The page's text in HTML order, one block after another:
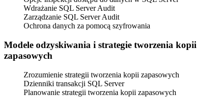
Wdrażanie SQL Server Audit
Zarządzanie SQL Server Audit
Ochrona danych za pomocą szyfrowania
Modele odzyskiwania i strategie tworzenia kopii
zapasowych
Zrozumienie strategii tworzenia kopii zapasowych
Dzienniki transakcji SQL Server
Planowanie strategii tworzenia kopii zapasowych